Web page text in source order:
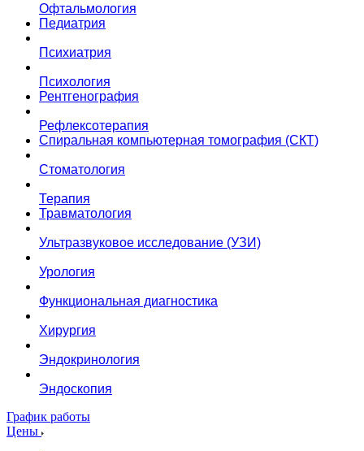
Офтальмология
Педиатрия
Психиатрия
Психология
Рентгенография
Рефлексотерапия
Спиральная компьютерная томография (СКТ)
Стоматология
Терапия
Травматология
Ультразвуковое исследование (УЗИ)
Урология
Функциональная диагностика
Хирургия
Эндокринология
Эндоскопия
График работы
Цены